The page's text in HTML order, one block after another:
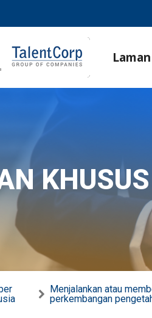
KHUSUS
Menjalankan atau
perkembangan